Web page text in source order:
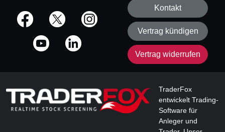
offizielle Social Media-Accounts
Kontakt
Vertrag kündigen
Vertrag widerrufen
TraderFox
entwickelt Trading-
Software für
Anleger und